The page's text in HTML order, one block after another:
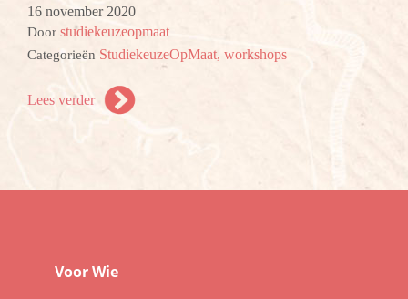
16 november 2020
Door studiekeuzeopmaat
Categorieën StudiekeuzeOpMaat, workshops
Lees verder
Voor Wie